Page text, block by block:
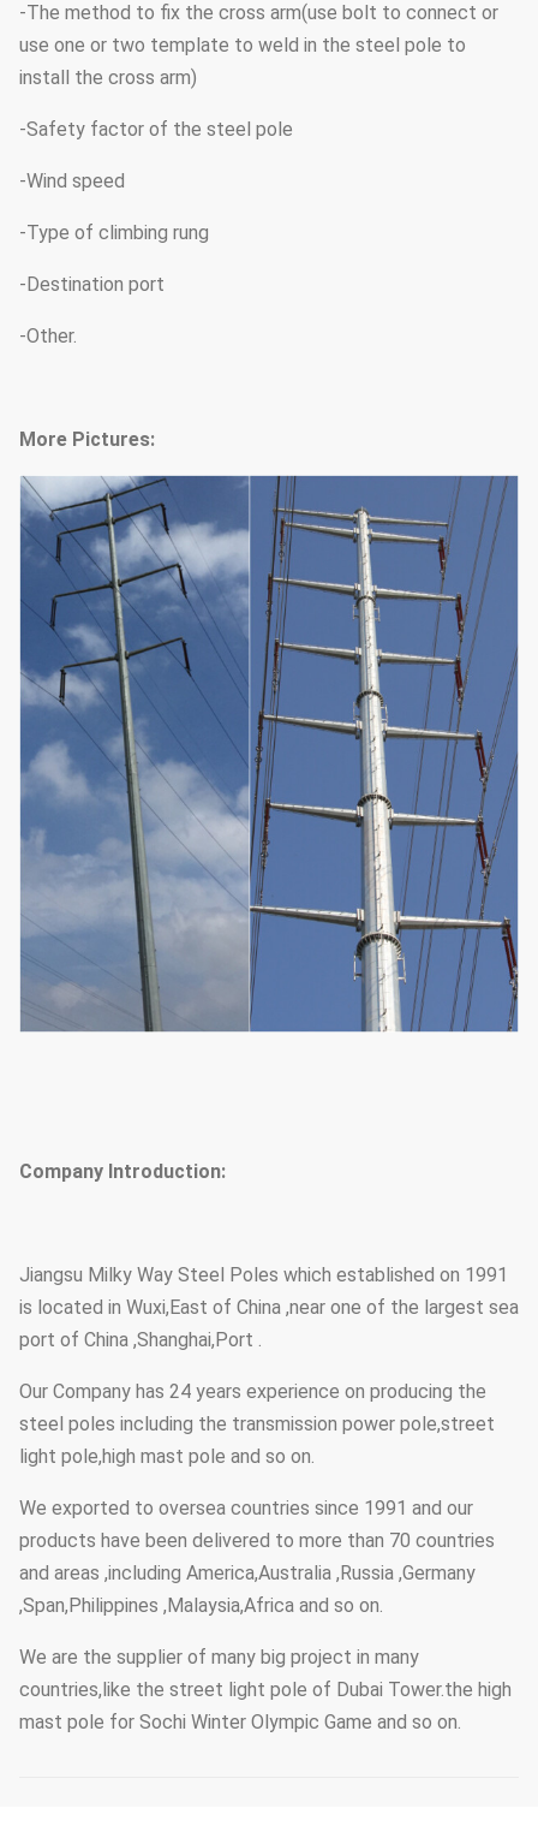
-The method to fix the cross arm(use bolt to connect or
use one or two template to weld in the steel pole to
install the cross arm)
-Safety factor of the steel pole
-Wind speed
-Type of climbing rung
-Destination port
-Other.
More Pictures:
Company Introduction:
Jiangsu Milky Way Steel Poles which established on 1991
is located in Wuxi,East of China ,near one of the largest sea
port of China ,Shanghai,Port .
Our Company has 24 years experience on producing the
steel poles including the transmission power pole,street
light pole,high mast pole and so on.
We exported to oversea countries since 1991 and our
products have been delivered to more than 70 countries
and areas ,including America,Australia ,Russia ,Germany
,Span,Philippines ,Malaysia,Africa and so on.
We are the supplier of many big project in many
countries,like the street light pole of Dubai Tower.the high
mast pole for Sochi Winter Olympic Game and so on.